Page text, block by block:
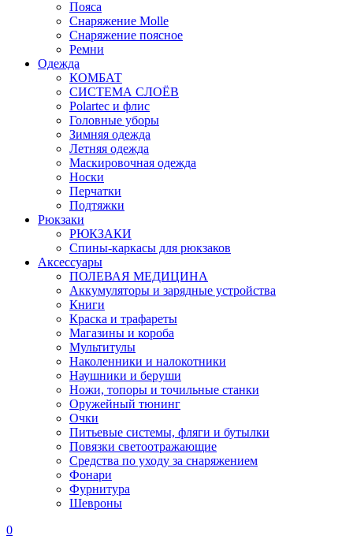
Пояса
Снаряжение Molle
Снаряжение поясное
Ремни
Одежда
КОМБАТ
СИСТЕМА СЛОЁВ
Polartec и флис
Головные уборы
Зимняя одежда
Летняя одежда
Маскировочная одежда
Носки
Перчатки
Подтяжки
Рюкзаки
РЮКЗАКИ
Спины-каркасы для рюкзаков
Аксессуары
ПОЛЕВАЯ МЕДИЦИНА
Аккумуляторы и зарядные устройства
Книги
Краска и трафареты
Магазины и короба
Мультитулы
Наколенники и налокотники
Наушники и беруши
Ножи, топоры и точильные станки
Оружейный тюнинг
Очки
Питьевые системы, фляги и бутылки
Повязки светоотражающие
Средства по уходу за снаряжением
Фонари
Фурнитура
Шевроны
0